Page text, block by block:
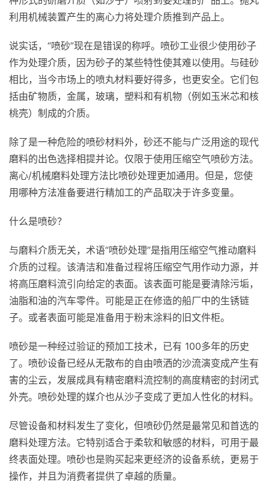
利用机械装置产生的离心力将处理介质推到产品上。
说实话，“喷砂”现在是错误的称呼。喷砂工业很少使用砂子
作为处理介质，因为砂子的某些特性使其难以使用。与硅砂
相比，当今市场上的喷丸材料要好得多，也更安全。它们包
括由矿物质，金属，玻璃，塑料和有机物（例如玉米芯和核
桃壳）制成的介质。
除了是一种危险的喷砂材料外，砂还不能与广泛用途的现代
磨料的出色选择相提并论。仅限于使用压缩空气喷砂方法。
离心/机械磨料处理方法比喷砂处理更加通用。但是，您使
用哪种方法准备要进行精加工的产品取决于许多变量。
什么是喷砂？
与磨料介质无关，术语“喷砂处理”是指用压缩空气推动磨料
介质的过程。该清洁和准备过程将压缩空气用作动力源，并
将高压磨料流引向给定的表面。该表面可能是要清除污垢，
油脂和油的汽车零件。可能是正在修造的船厂中的生锈链
子。或者表面可能是准备用于粉末涂料的旧文件柜。
喷砂是一种经过验证的预加工技术，已有 100多年的历史
了。喷砂设备已经从无散布的自由喷洒的沙流演变成产生有
害的尘云，发展成具有精密磨料流控制的高度精密的封闭式
外壳。喷砂处理的媒介也从沙子变成了更加人性化的材料。
尽管设备和材料发生了变化，但喷砂仍然是最常见和首选的
磨料处理方法。它特别适合于柔软和敏感的材料，可用于最
终表面处理。喷砂也是购买起来更经济的设备系统，更易于
操作，并且为消费者提供了卓越的质量。